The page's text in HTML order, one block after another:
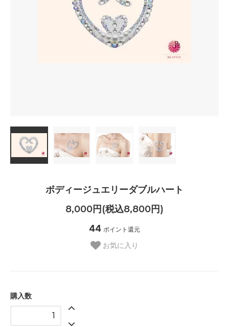
ボディージュエリーダブルハート
8,000円(税込8,800円)
44 ポイント還元
お気に入り
購入数